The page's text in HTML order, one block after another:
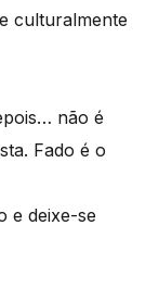
culturalmente
não é
Fado é o
e deixe-se